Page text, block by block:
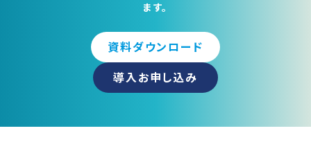
ます。
資料ダウンロード
導入お申し込み